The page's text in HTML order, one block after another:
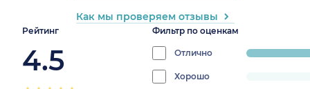
Рейтинг
4.5
Фильтр по оценкам
Отлично
progress:
60%Хорошо
Как мы проверяем отзывы